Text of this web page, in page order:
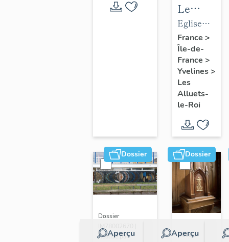
Le
mobilier
de
l'église
Saint-
Nicolas
Eglise
paroissiale
Saint-
Nicolas
France >
Île-de-
France >
Yvelines>
Les
Alluets-
le-Roi
Dossier
Aperçu
Dossier
IM78002670 |
Réalisé par
Dossier
Aperçu
Dossier